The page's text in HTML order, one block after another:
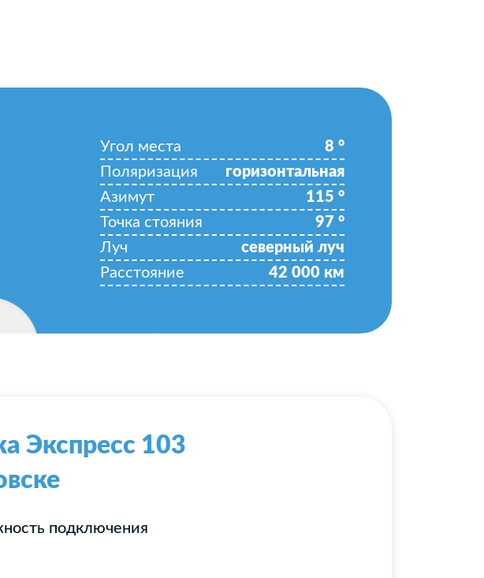
Угол места 8 °
Поляризация
горизонтальная
Азимут
115 °
Точка стояния
97 °
Луч
северный луч
Расстояние
42 000 км
Экспресс 103
подключения